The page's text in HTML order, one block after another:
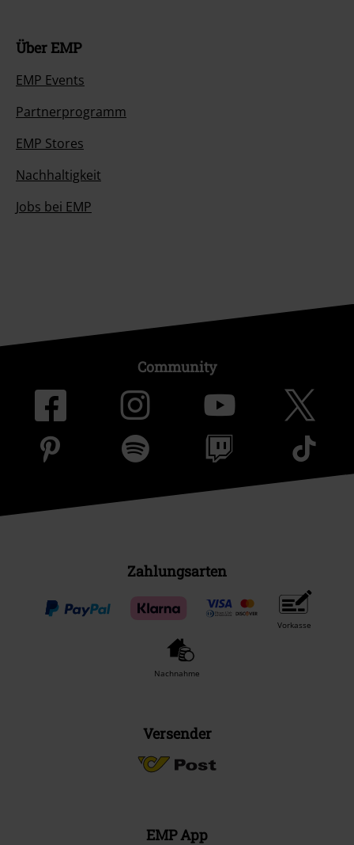
Über EMP
EMP Events
Partnerprogramm
EMP Stores
Nachhaltigkeit
Jobs bei EMP
Community
Zahlungsarten
Vorkasse
Nachnahme
Versender
EMP App